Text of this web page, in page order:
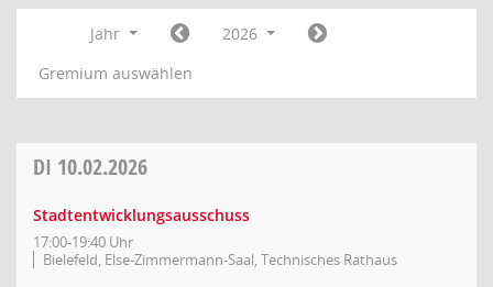
Jahr
2026
Gremium auswählen
DI 10.02.2026
Stadtentwicklungsausschuss
17:00-19:40 Uhr
Bielefeld, Else-Zimmermann-Saal, Technisches Rathaus